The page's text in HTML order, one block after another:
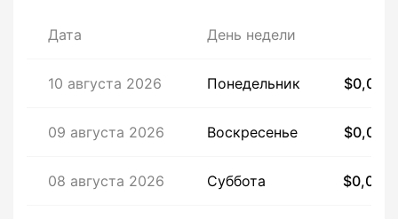
Дата День недели
10 августа 2026 Понедельник
09 августа 2026 Воскресенье
08 августа 2026 Суббота